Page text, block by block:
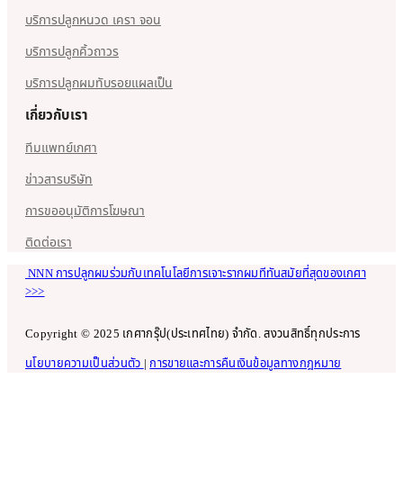
บริการปลูกหนวด เครา จอน
บริการปลูกคิ้วถาวร
บริการปลูกผมทับรอยแผลเป็น
เกี่ยวกับเรา
ทีมแพทย์เกศา
ข่าวสารบริษัท
การขออนุมัติการโฆษณา
ติดต่อเรา
NNN การปลูกผมร่วมกับเทคโนโลยีการเจาะรากผมทีทันสมัยที่สุดของเกศา
>>>
Copyright © 2025 เกศากรุ๊ป(ประเทศไทย) จำกัด. สงวนสิทธิ์ทุกประการ
นโยบายความเป็นส่วนตัว|การขายและการคืนเงินข้อมูลทางกฎหมาย